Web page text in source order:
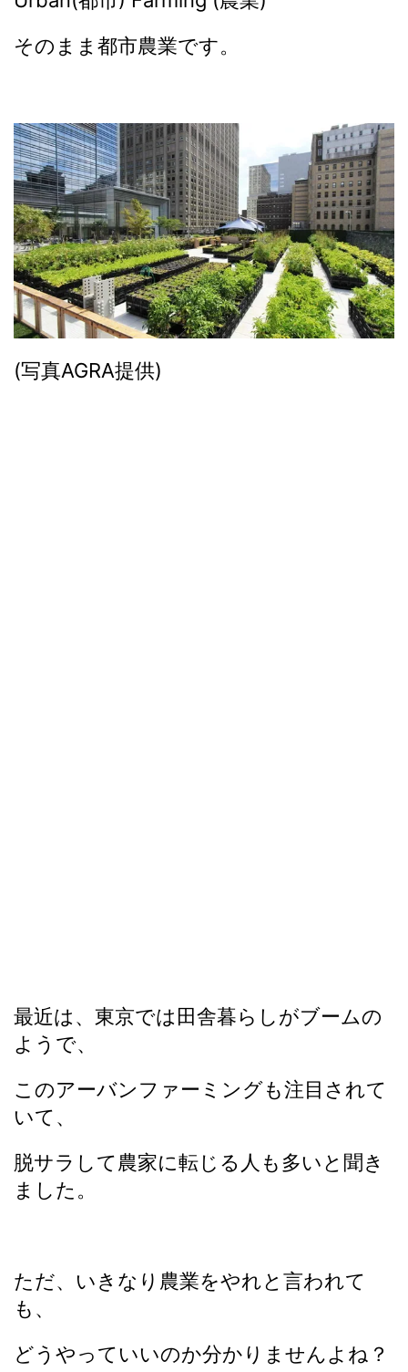
そのまま都市農業です。
(写真AGRA提供)
最近は、東京では田舎暮らしがブームの
ようで、
このアーバンファーミングも注目されて
いて、
脱サラして農家に転じる人も多いと聞き
ました。
ただ、いきなり農業をやれと言われて
も、
どうやっていいのか分かりませんよね？